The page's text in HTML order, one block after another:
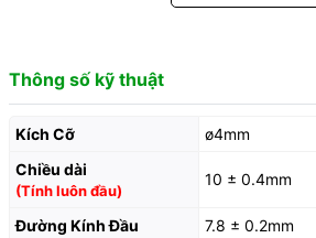
Thông số kỹ thuật
Kích Cỡ
ø4mm
Chiều dài
(Tính luôn đầu)
10 ± 0.4mm
Đường Kính Đầu
7.8 ± 0.2mm